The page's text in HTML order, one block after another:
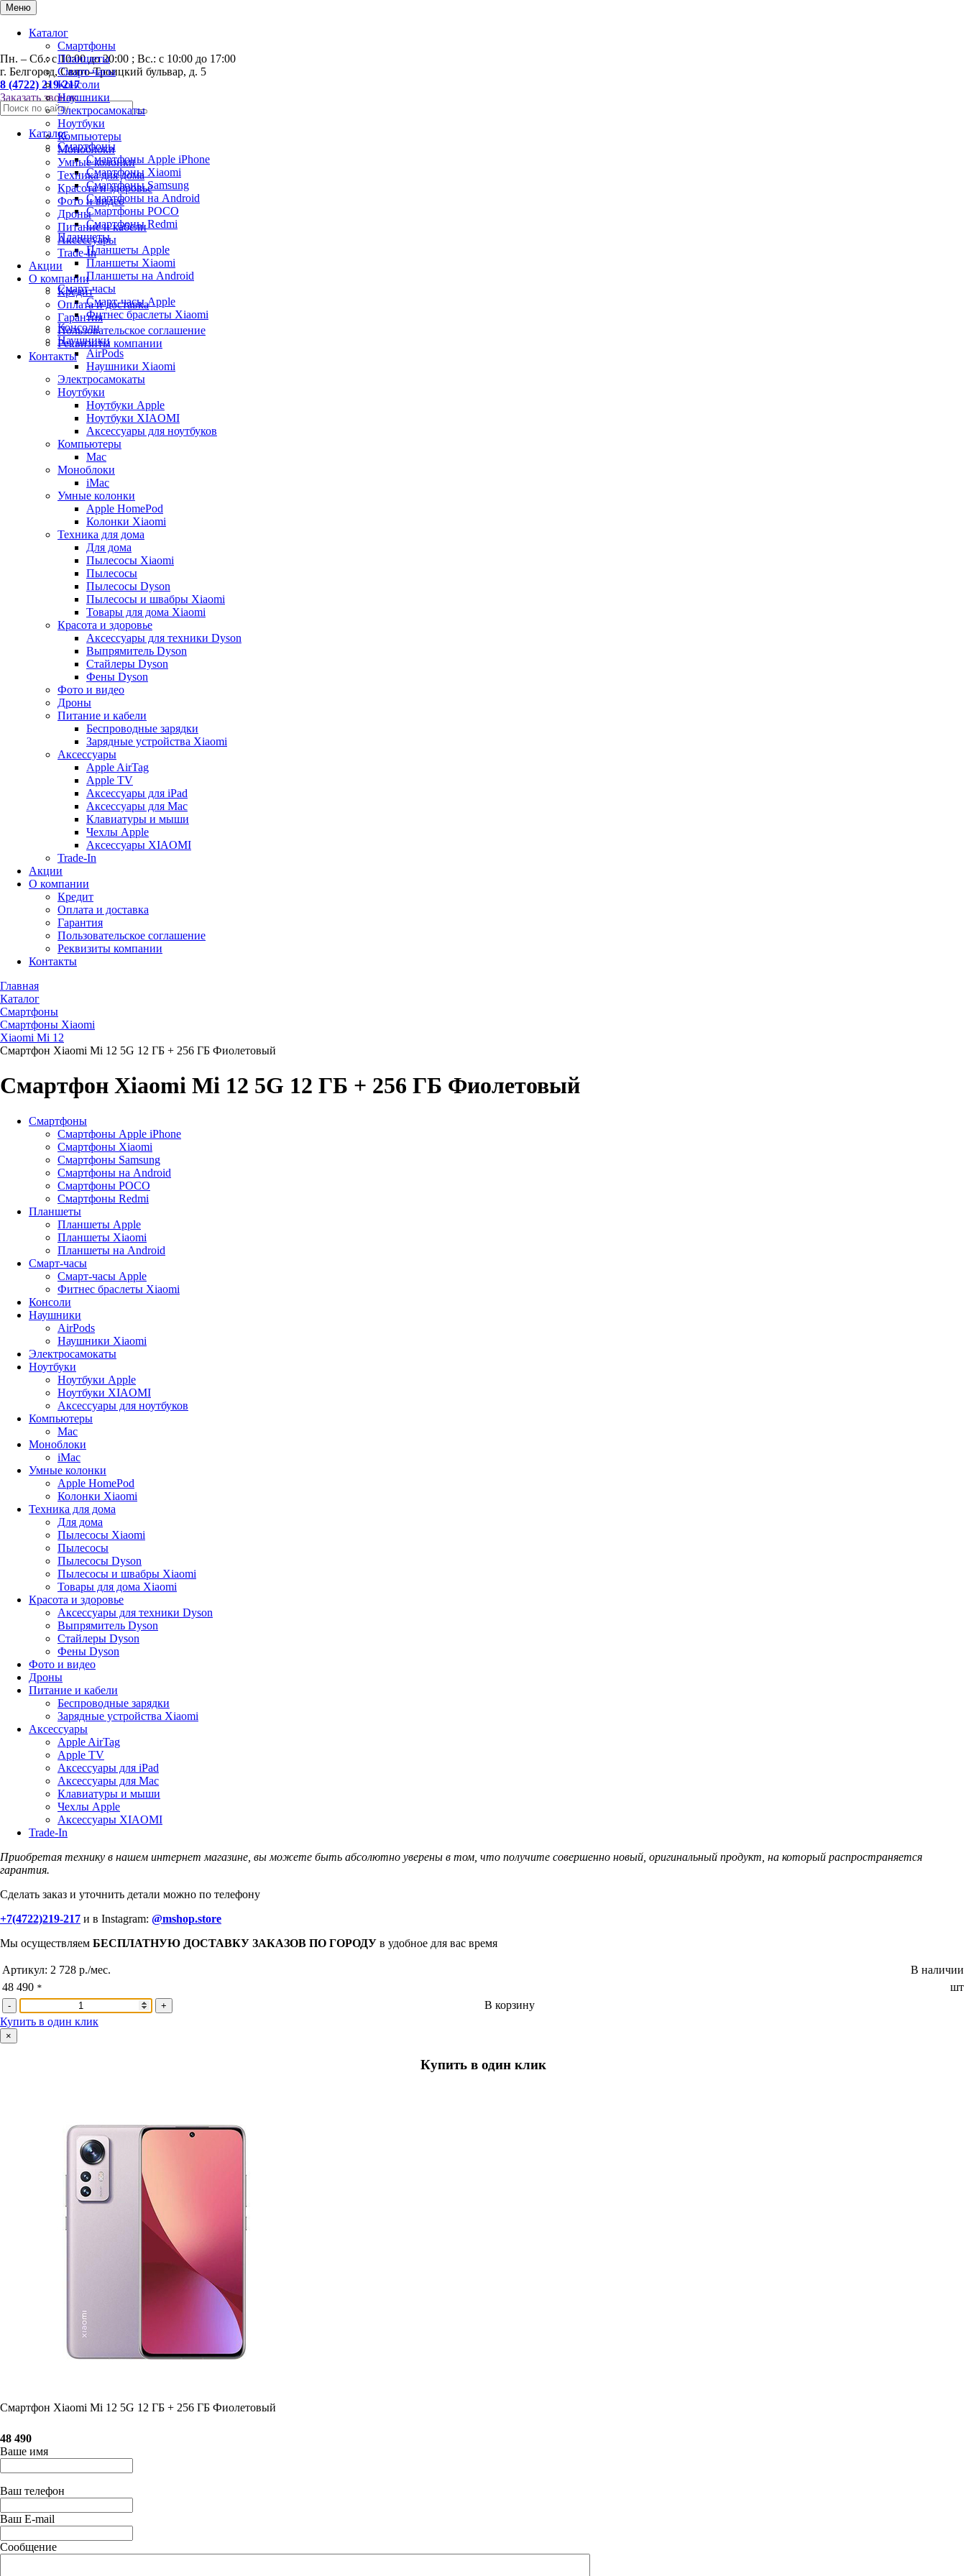
Меню
Каталог
Смартфоны
Планшеты
Смарт-часы
Консоли
Наушники
Электросамокаты
Ноутбуки
Компьютеры
Моноблоки
Умные колонки
Техника для дома
Красота и здоровье
Фото и видео
Дроны
Питание и кабели
Аксессуары
Trade-In
Акции
О компании
Кредит
Оплата и доставка
Гарантия
Пользовательское соглашение
Реквизиты компании
Контакты
0
Пн. – Сб.: с 10:00 до 20:00 ; Вс.: с 10:00 до 17:00
г. Белгород, Свято-Троицкий бульвар, д. 5
8 (4722) 219-217
Заказать звонок
Каталог
Смартфоны
Смартфоны Apple iPhone
Смартфоны Хiaomi
Смартфоны Samsung
Смартфоны на Android
Смартфоны POCO
Смартфоны Redmi
Планшеты
Планшеты Apple
Планшеты Xiaomi
Планшеты на Android
Смарт-часы
Смарт-часы Apple
Фитнес браслеты Xiaomi
Консоли
Наушники
AirPods
Наушники Xiaomi
Электросамокаты
Ноутбуки
Ноутбуки Apple
Ноутбуки XIAOMI
Аксессуары для ноутбуков
Компьютеры
Mac
Моноблоки
iMac
Умные колонки
Apple HomePod
Колонки Xiaomi
Техника для дома
Для дома
Пылесосы Xiaomi
Пылесосы
Пылесосы Dyson
Пылесосы и швабры Xiaomi
Товары для дома Xiaomi
Красота и здоровье
Аксессуары для техники Dyson
Выпрямитель Dyson
Стайлеры Dyson
Фены Dyson
Фото и видео
Дроны
Питание и кабели
Беспроводные зарядки
Зарядные устройства Xiaomi
Аксессуары
Apple AirTag
Apple TV
Аксессуары для iPad
Аксессуары для Mac
Клавиатуры и мыши
Чехлы Apple
Аксессуары XIAOMI
Trade-In
Акции
О компании
Кредит
Оплата и доставка
Гарантия
Пользовательское соглашение
Реквизиты компании
Контакты
Главная
Каталог
Смартфоны
Смартфоны Хiaomi
Xiaomi Mi 12
Смартфон Xiaomi Mi 12 5G 12 ГБ + 256 ГБ Фиолетовый
Смартфон Xiaomi Mi 12 5G 12 ГБ + 256 ГБ Фиолетовый
Смартфоны
Смартфоны Apple iPhone
Смартфоны Хiaomi
Смартфоны Samsung
Смартфоны на Android
Смартфоны POCO
Смартфоны Redmi
Планшеты
Планшеты Apple
Планшеты Xiaomi
Планшеты на Android
Смарт-часы
Смарт-часы Apple
Фитнес браслеты Xiaomi
Консоли
Наушники
AirPods
Наушники Xiaomi
Электросамокаты
Ноутбуки
Ноутбуки Apple
Ноутбуки XIAOMI
Аксессуары для ноутбуков
Компьютеры
Mac
Моноблоки
iMac
Умные колонки
Apple HomePod
Колонки Xiaomi
Техника для дома
Для дома
Пылесосы Xiaomi
Пылесосы
Пылесосы Dyson
Пылесосы и швабры Xiaomi
Товары для дома Xiaomi
Красота и здоровье
Аксессуары для техники Dyson
Выпрямитель Dyson
Стайлеры Dyson
Фены Dyson
Фото и видео
Дроны
Питание и кабели
Беспроводные зарядки
Зарядные устройства Xiaomi
Аксессуары
Apple AirTag
Apple TV
Аксессуары для iPad
Аксессуары для Mac
Клавиатуры и мыши
Чехлы Apple
Аксессуары XIAOMI
Trade-In
Приобретая технику в нашем интернет магазине, вы можете быть абсолютно уверены в том, что получите совершенно новый, оригинальный продукт, на который распространяется
гарантия.
Сделать заказ и уточнить детали можно по телефону
+7(4722)219-217 и в Instagram: @mshop.store
Мы осуществляем БЕСПЛАТНУЮ ДОСТАВКУ ЗАКАЗОВ ПО ГОРОДУ в удобное для вас время
Артикул: 2 728 р./мес.
В наличии
48 490 * шт
- +
В корзину
Купить в один клик
×
Купить в один клик
Смартфон Xiaomi Mi 12 5G 12 ГБ + 256 ГБ Фиолетовый
48 490
Ваше имя
Ваш телефон
Ваш E-mail
Сообщение